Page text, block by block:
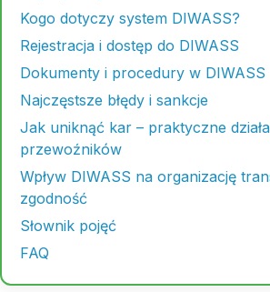
Kogo dotyczy system DIWASS?
Rejestracja i dostęp do DIWASS
Dokumenty i procedury w DIWASS
Najczęstsze błędy i sankcje
Jak uniknąć kar – praktyczne
przewoźników
Wpływ DIWASS na organizację
zgodność
Słownik pojęć
FAQ